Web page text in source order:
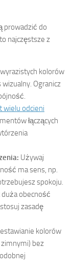
prowadzić do
najczęstsze z
kolorów
Ogranicz
wielu odcieni
łączących
Używaj
ma sens, np.
spokoju.
obecność
zasadę
kolorów
zimnymi) bez